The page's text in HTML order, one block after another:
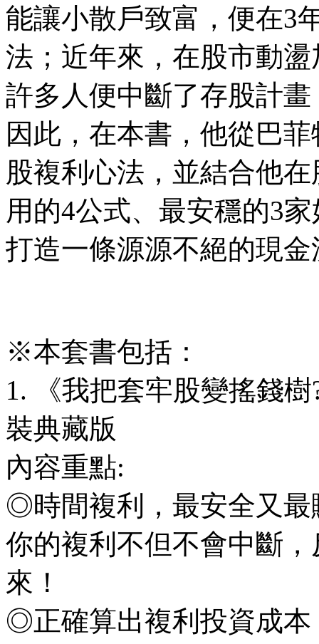
能讓小散戶致富，便在3
法；近年來，在股市動
許多人便中斷了存股計
因此，在本書，他從巴
股複利心法，並結合他
用的4公式、最安穩的3
打造一條源源不絕的現金
※本套書包括：
1. 《我把套牢股變搖錢
裝典藏版
內容重點:
◎時間複利，最安全又最
你的複利不但不會中斷
來！
◎正確算出複利投資成本